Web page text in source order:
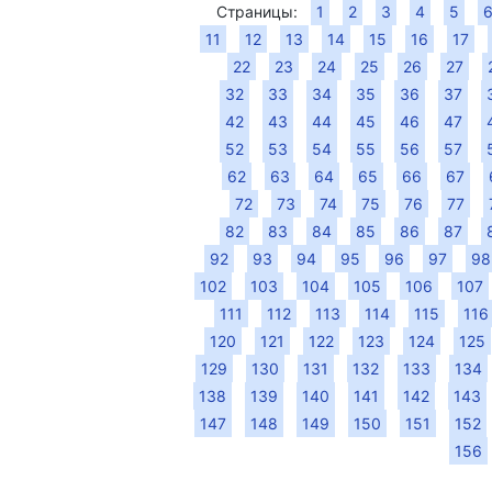
Страницы: 1 2 3 4 5
6
11
12 13 14 15 16
17
22
23 24 25 26 27
32
33 34 35 36 37
42
43 44 45 46 47
52
53 54 55 56 57
62
63 64 65 66 67
72
73 74 75 76 77
82
83 84 85 86 87
92
93 94 95 96 97
98
102
103 104 105 106
107
111
112 113 114 115
116
120
121 122 123 124
125
129
130 131 132 133
134
138
139 140 141 142
143
147
148 149 150 151
152
156